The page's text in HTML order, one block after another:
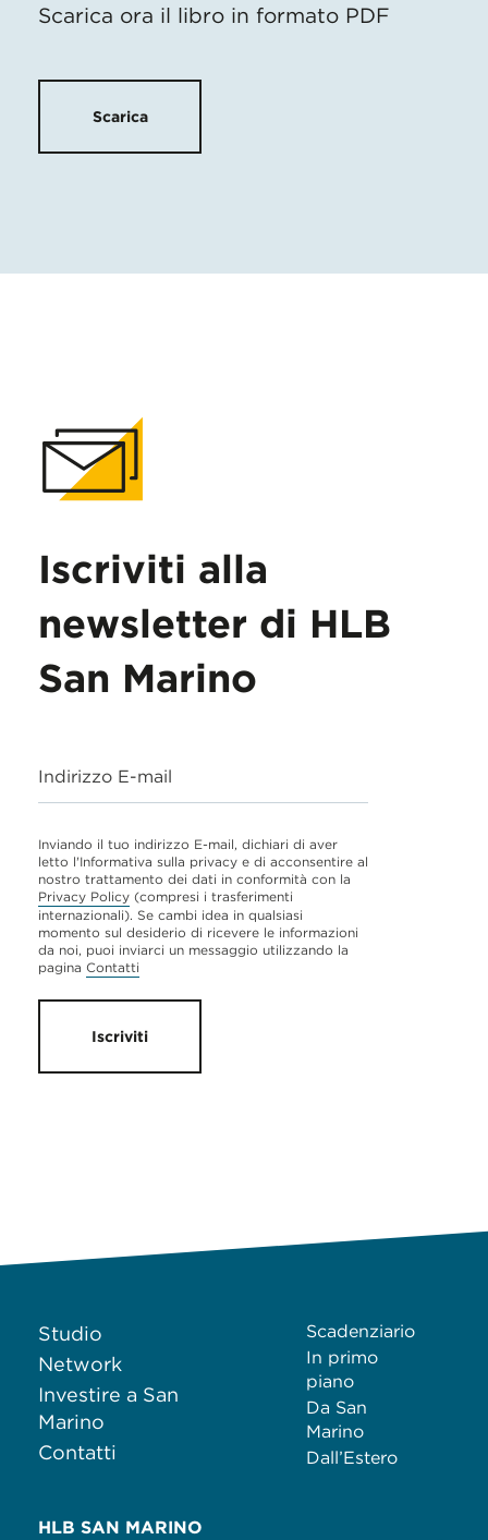
Scarica ora il libro in formato PDF
Scarica
Iscriviti alla
newsletter di HLB
San Marino
Indirizzo E-mail
Inviando il tuo indirizzo E-mail, dichiari di aver
letto l'Informativa sulla privacy e di acconsentire al
nostro trattamento dei dati in conformità con la
Privacy Policy (compresi i trasferimenti
internazionali). Se cambi idea in qualsiasi
momento sul desiderio di ricevere le informazioni
da noi, puoi inviarci un messaggio utilizzando la
pagina Contatti
Iscriviti
Studio
Network
Investire a San
Marino
Contatti
Scadenziario
In primo
piano
Da San
Marino
Dall’Estero
HLB SAN MARINO